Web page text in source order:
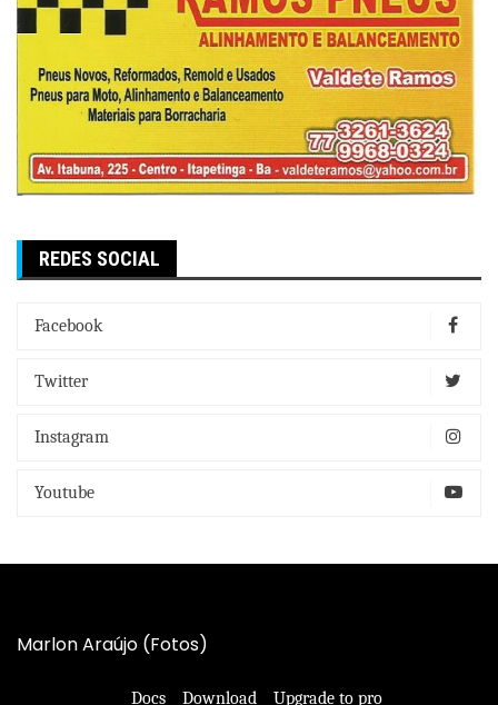
REDES SOCIAL
Facebook
Twitter
Instagram
Youtube
Marlon Araújo (Fotos)
Docs Download Upgrade to pro